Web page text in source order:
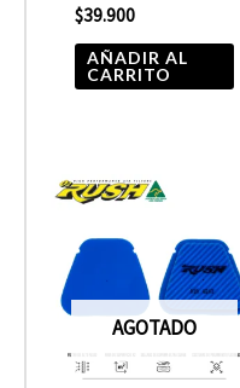
$39.900
AÑADIR AL
CARRITO
AGOTADO